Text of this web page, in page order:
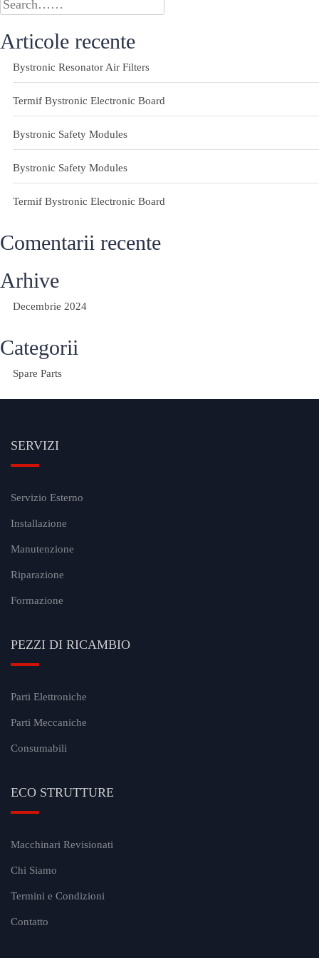
Articole recente
Bystronic Resonator Air Filters
Termif Bystronic Electronic Board
Bystronic Safety Modules
Bystronic Safety Modules
Termif Bystronic Electronic Board
Comentarii recente
Arhive
Decembrie 2024
Categorii
Spare Parts
SERVIZI
Servizio Esterno
Installazione
Manutenzione
Riparazione
Formazione
PEZZI DI RICAMBIO
Parti Elettroniche
Parti Meccaniche
Consumabili
ECO STRUTTURE
Macchinari Revisionati
Chi Siamo
Termini e Condizioni
Contatto